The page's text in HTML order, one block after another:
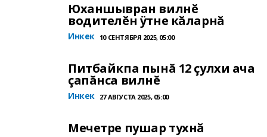
Юханшывран вилнĕ
водителĕн ÿтне кăларнă
Инкек 10 СЕНТЯБРЯ 2025, 05:00
Питбайкпа пынă 12 çулхи ача
çапăнса вилнĕ
Инкек 27 АВГУСТА 2025, 05:00
Мечетре пушар тухнă